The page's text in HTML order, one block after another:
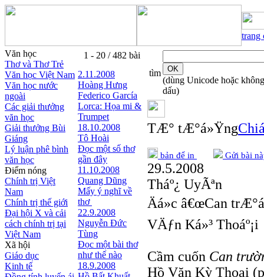
trang
Văn học
Thơ và Thơ Trẻ
Văn học Việt Nam
Văn học nước
ngoài
Các giải thưởng
văn học
Giải thưởng Bùi
Giáng
Lý luận phê bình
văn học
Điểm nóng
Chính trị Việt
Nam
Chính trị thế giới
Đại hội X và cải
cách chính trị tại
Việt Nam
Xã hội
Giáo dục
Kinh tế
1 - 20 / 482 bài
2.11.2008
Hoàng Hưng
Federico García
Lorca: Họa mi &
Trumpet
18.10.2008
Tô Hoài
Đọc một số thơ
gần đây
11.10.2008
Quang Dũng
Mấy ý nghĩ về
thơ
22.9.2008
Nguyễn Đức
Tùng
Đọc một bài thơ
như thế nào
18.9.2008
tìm
(dùng Unicode hoặc không
dấu)
TÆ° tÆ°á»Ÿng
bản để in Gửi bài
29.5.2008
Tháº¿ UyÃªn
Äá»c â€œCan
VÄƒn Ká»³ Thoáº¡i
Cầm cuốn Can
Hồ Văn Kỳ Thoại